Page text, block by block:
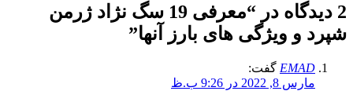
2 دیدگاه در “
معرفی 19 سگ نژاد ژرمن
شپرد و ویژگی های بارز آنها”
EMAD گفت:
مارس 8, 2022 در 9:26 ب.ظ